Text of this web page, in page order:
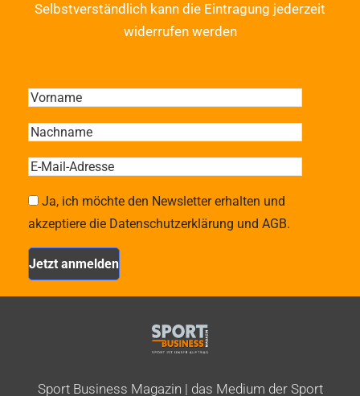
Selbstverständlich kann die Eintragung jederzeit
widerrufen werden
Ja, ich möchte den Newsletter erhalten und
akzeptiere die Datenschutzerklärung und AGB.
Sport Business Magazin | das Medium der Sport